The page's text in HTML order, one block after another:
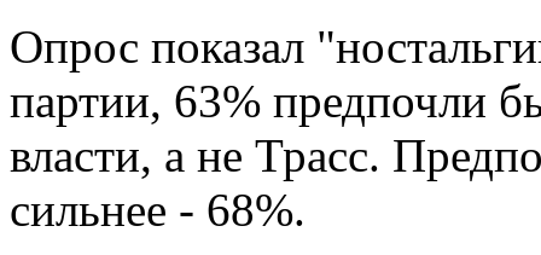
Опрос показал
партии, 63% предпочли
власти, а не Трасс.
сильнее - 68%.